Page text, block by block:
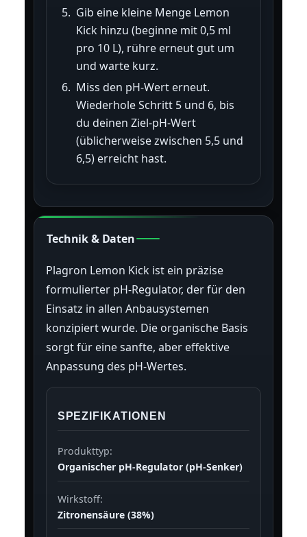
Gib eine kleine Menge Lemon
Kick hinzu (beginne mit 0,5 ml
pro 10 L), rühre erneut gut um
und warte kurz.
Miss den pH-Wert erneut.
Wiederhole Schritt 5 und 6, bis
du deinen Ziel-pH-Wert
(üblicherweise zwischen 5,5 und
6,5) erreicht hast.
Technik & Daten
Plagron Lemon Kick ist ein präzise
formulierter pH-Regulator, der für den
Einsatz in allen Anbausystemen
konzipiert wurde. Die organische Basis
sorgt für eine sanfte, aber effektive
Anpassung des pH-Wertes.
SPEZIFIKATIONEN
Produkttyp:
Organischer pH-Regulator (pH-Senker)
Wirkstoff:
Zitronensäure (38%)